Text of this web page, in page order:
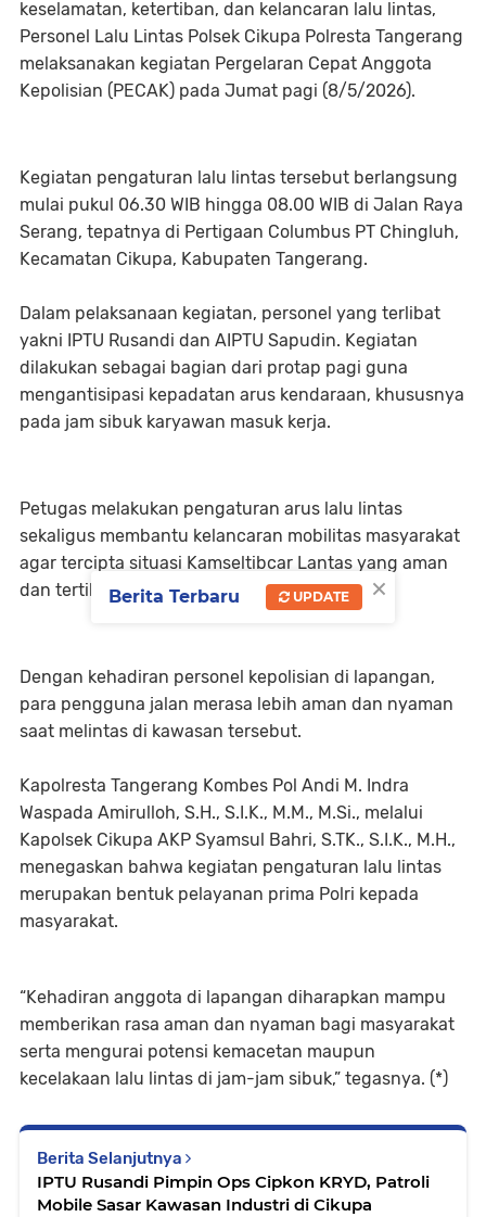
keselamatan, ketertiban, dan kelancaran lalu lintas,
Personel Lalu Lintas Polsek Cikupa Polresta Tangerang
melaksanakan kegiatan Pergelaran Cepat Anggota
Kepolisian (PECAK) pada Jumat pagi (8/5/2026).
Kegiatan pengaturan lalu lintas tersebut berlangsung
mulai pukul 06.30 WIB hingga 08.00 WIB di Jalan Raya
Serang, tepatnya di Pertigaan Columbus PT Chingluh,
Kecamatan Cikupa, Kabupaten Tangerang.
Dalam pelaksanaan kegiatan, personel yang terlibat
yakni IPTU Rusandi dan AIPTU Sapudin. Kegiatan
dilakukan sebagai bagian dari protap pagi guna
mengantisipasi kepadatan arus kendaraan, khususnya
pada jam sibuk karyawan masuk kerja.
Petugas melakukan pengaturan arus lalu lintas
sekaligus membantu kelancaran mobilitas masyarakat
agar tercipta situasi Kamseltibcar Lantas yang aman
dan tertib.
Dengan kehadiran personel kepolisian di lapangan,
para pengguna jalan merasa lebih aman dan nyaman
saat melintas di kawasan tersebut.
Kapolresta Tangerang Kombes Pol Andi M. Indra
Waspada Amirulloh, S.H., S.I.K., M.M., M.Si., melalui
Kapolsek Cikupa AKP Syamsul Bahri, S.TK., S.I.K., M.H.,
menegaskan bahwa kegiatan pengaturan lalu lintas
merupakan bentuk pelayanan prima Polri kepada
masyarakat.
“Kehadiran anggota di lapangan diharapkan mampu
memberikan rasa aman dan nyaman bagi masyarakat
serta mengurai potensi kemacetan maupun
kecelakaan lalu lintas di jam-jam sibuk,” tegasnya. (*)
Berita Selanjutnya
IPTU Rusandi Pimpin Ops Cipkon KRYD, Patroli
Mobile Sasar Kawasan Industri di Cikupa
×
Berita Terbaru UPDATE